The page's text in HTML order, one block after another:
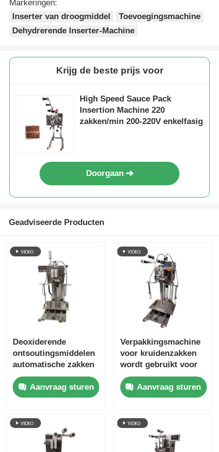
Horizontale Verpakkingsmachine
Verpakkingsmachine voor weegmachines met
Poeder verpakkingsmachine
Andere automaat
Verpakkingsverwerkende diensten
Markeringen:
Inserter van droogmiddel
Toevoegingsmachine
Dehydrerende Inserter-Machine
Krijg de beste prijs voor
High Speed Sauce Pack
Insertion Machine 220
zakken/min 200-220V enkelfasig
Doorgaan
Geadviseerde Producten
Deoxiderende
ontsoutingsmiddelen
automatische zakken
stapelmachine hoge
efficiëntie kosten te
verminderen
Aanvraag sturen
Verpakkingsmachine
voor kruidenzakken
wordt gebruikt voor
geautomatiseerde
verpakkingsapparatuur
in de
industrie
Aanvraag sturen